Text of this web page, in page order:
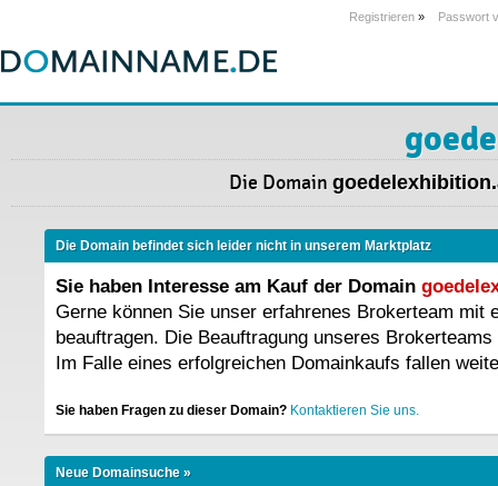
Registrieren » Passwort
Die Domain
Die Domain befindet sich leider nicht in unserem Marktplatz
Sie haben Interesse am Kauf der Domain
Gerne können Sie unser erfahrenes Brokerteam mit
beauftragen. Die Beauftragung unseres
Im Falle eines erfolgreichen Domainkaufs fallen
Sie haben Fragen zu dieser Domain? Kontaktieren Sie uns.
Neue Domainsuche »